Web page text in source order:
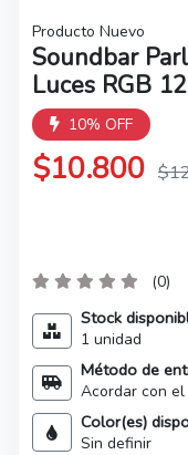
Producto Nuevo
Soundbar
Luces RGB
10% OFF
$10.800
(0)
Stock
1 unidad
Método de
Acordar con
Color(es)
Sin definir